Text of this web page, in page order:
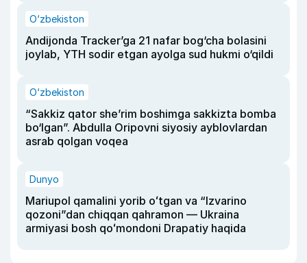
O‘zbekiston
Andijonda Tracker’ga 21 nafar bog‘cha bolasini
joylab, YTH sodir etgan ayolga sud hukmi o‘qildi
O‘zbekiston
“Sakkiz qator she’rim boshimga sakkizta bomba
bo‘lgan”. Abdulla Oripovni siyosiy ayblovlardan
asrab qolgan voqea
Dunyo
Mariupol qamalini yorib oʻtgan va “Izvarino
qozoni”dan chiqqan qahramon — Ukraina
armiyasi bosh qoʻmondoni Drapatiy haqida